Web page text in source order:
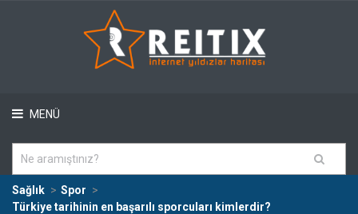
MENÜ
Sağlık
Spor
Türkiye tarihinin en başarılı sporcuları kimlerdir?